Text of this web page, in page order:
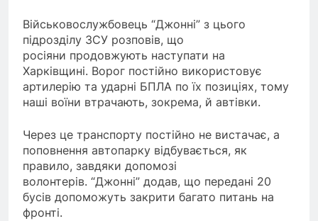
Військовослужбовець “Джонні” з цього
підрозділу ЗСУ розповів, що
росіяни продовжують наступати на
Харківщині. Ворог постійно використовує
артилерію та ударні БПЛА по їх позиціях, тому
наші воїни втрачають, зокрема, й автівки.
Через це транспорту постійно не вистачає, а
поповнення автопарку відбувається, як
правило, завдяки допомозі
волонтерів. “Джонні” додав, що передані 20
бусів допоможуть закрити багато питань на
фронті.